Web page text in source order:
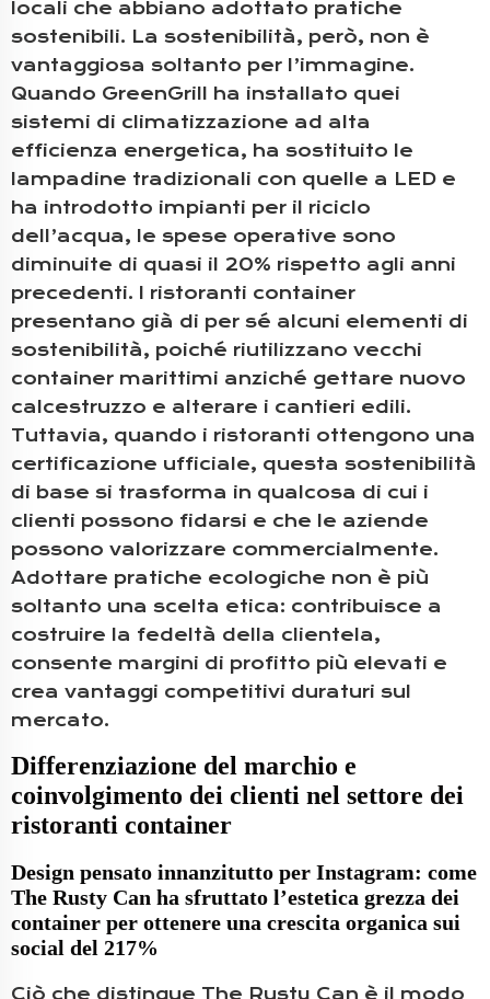
locali che abbiano adottato pratiche
sostenibili. La sostenibilità, però, non è
vantaggiosa soltanto per l’immagine.
Quando GreenGrill ha installato quei
sistemi di climatizzazione ad alta
efficienza energetica, ha sostituito le
lampadine tradizionali con quelle a LED e
ha introdotto impianti per il riciclo
dell’acqua, le spese operative sono
diminuite di quasi il 20% rispetto agli anni
precedenti. I ristoranti container
presentano già di per sé alcuni elementi di
sostenibilità, poiché riutilizzano vecchi
container marittimi anziché gettare nuovo
calcestruzzo e alterare i cantieri edili.
Tuttavia, quando i ristoranti ottengono una
certificazione ufficiale, questa sostenibilità
di base si trasforma in qualcosa di cui i
clienti possono fidarsi e che le aziende
possono valorizzare commercialmente.
Adottare pratiche ecologiche non è più
soltanto una scelta etica: contribuisce a
costruire la fedeltà della clientela,
consente margini di profitto più elevati e
crea vantaggi competitivi duraturi sul
mercato.
Differenziazione del marchio e
coinvolgimento dei clienti nel settore dei
ristoranti container
Design pensato innanzitutto per Instagram: come
The Rusty Can ha sfruttato l’estetica grezza dei
container per ottenere una crescita organica sui
social del 217%
Ciò che distingue The Rusty Can è il modo